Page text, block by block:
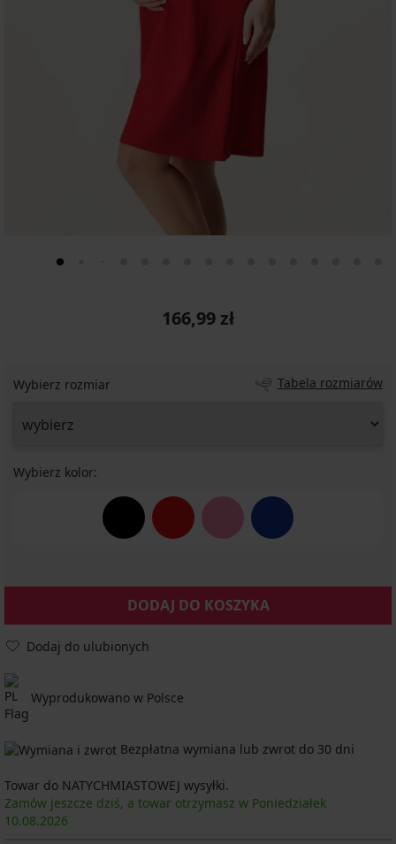
166,99 zł
Wybierz rozmiar Tabela rozmiarów
Wybierz kolor:
DODAJ DO KOSZYKA
Dodaj do ulubionych
Wyprodukowano w Polsce
Bezpłatna wymiana lub zwrot do 30 dni
Towar do NATYCHMIASTOWEJ wysyłki.
Zamów jeszcze dziś, a towar otrzymasz w Poniedziałek
10.08.2026